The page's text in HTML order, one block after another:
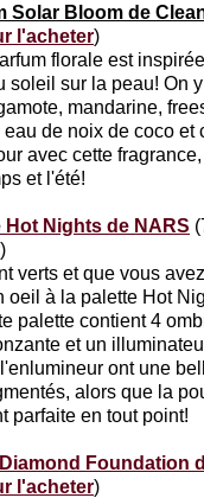
Solar Bloom de
l'acheter)
florale est
soleil sur la peau! On
mandarine,
eau de noix de coco et
avec cette
et l'été!
Hot Nights de NARS
)
verts et que vous
oeil à la palette Hot
palette contient 4
et un
ont une
alors que la
parfaite en tout point!
Foundation
l'acheter)